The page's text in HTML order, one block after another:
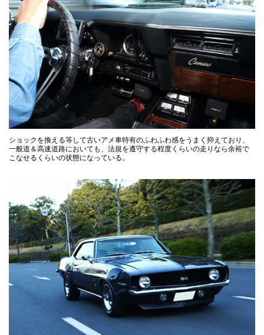
ショックを換える等して古いアメ車特有のふわふわ感をうまく抑えており、
一般道＆高速道路においても、法規を遵守する程度くらいの走りなら余裕で
こなせるくらいの状態になっている。